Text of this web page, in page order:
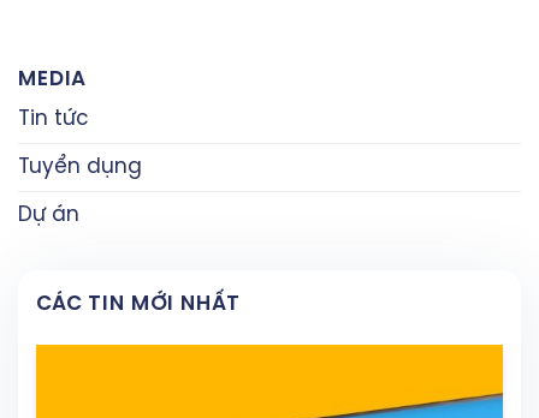
MEDIA
Tin tức
Tuyển dụng
Dự án
CÁC TIN MỚI NHẤT